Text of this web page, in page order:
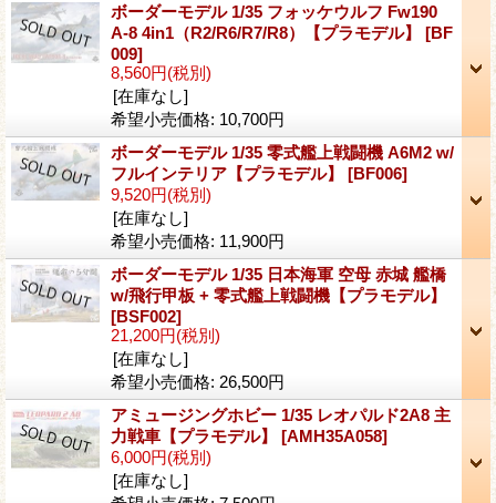
ボーダーモデル 1/35 フォッケウルフ Fw190
A-8 4in1（R2/R6/R7/R8）【プラモデル】 [BF
009]
8,560円(税別)
[在庫なし]
希望小売価格: 10,700円
ボーダーモデル 1/35 零式艦上戦闘機 A6M2 w/
フルインテリア【プラモデル】 [BF006]
9,520円(税別)
[在庫なし]
希望小売価格: 11,900円
ボーダーモデル 1/35 日本海軍 空母 赤城 艦橋
w/飛行甲板 + 零式艦上戦闘機【プラモデル】
[BSF002]
21,200円(税別)
[在庫なし]
希望小売価格: 26,500円
アミュージングホビー 1/35 レオパルド2A8 主
力戦車【プラモデル】 [AMH35A058]
6,000円(税別)
[在庫なし]